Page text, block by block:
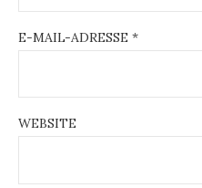
E-MAIL-ADRESSE *
WEBSITE